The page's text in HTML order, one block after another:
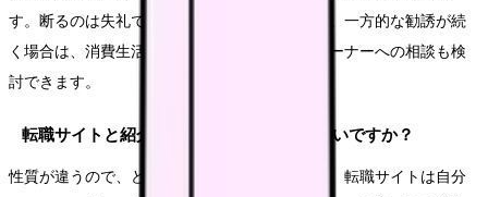
す。断るのは失礼ではなく正当な意思表示です。一方的な勧誘が続
く場合は、消費生活センターや総合労働相談コーナーへの相談も検
討できます。
転職サイトと紹介会社、どちらを使えばいいですか？
性質が違うので、どちらが正解とは言えません。転職サイトは自分